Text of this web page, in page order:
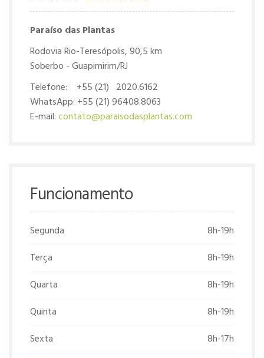
Paraíso das Plantas
Rodovia Rio-Teresópolis, 90,5 km
Soberbo - Guapimirim/RJ
Telefone: +55 (21) 2020.6162
WhatsApp: +55 (21) 96408.8063
E-mail:contato@paraisodasplantas.com
Funcionamento
Segunda
8h-19h
Terça
8h-19h
Quarta
8h-19h
Quinta
8h-19h
Sexta
8h-17h